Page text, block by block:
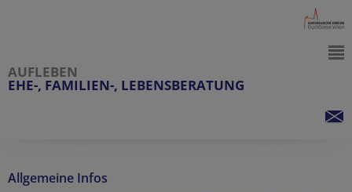
AUFLEBEN
EHE-, FAMILIEN-, LEBENSBERATUNG
Allgemeine Infos